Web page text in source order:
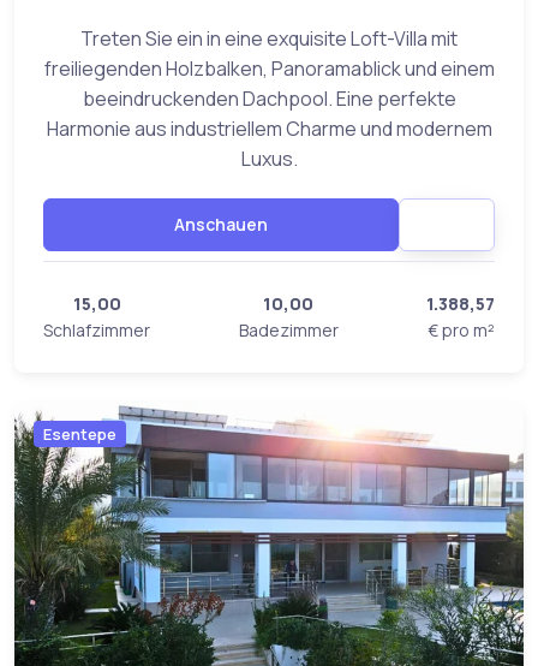
Treten Sie ein in eine exquisite Loft-Villa mit
freiliegenden Holzbalken, Panoramablick und einem
beeindruckenden Dachpool. Eine perfekte
Harmonie aus industriellem Charme und modernem
Luxus.
Anschauen
15,00
Schlafzimmer
10,00
Badezimmer
1.388,57
€ pro m²
Esentepe